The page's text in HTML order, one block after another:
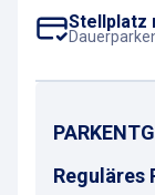
Stellplatz
Reguläres